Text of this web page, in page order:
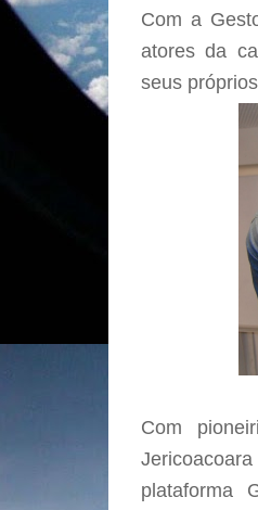
Com a
atores da
seus
Com
plataforma